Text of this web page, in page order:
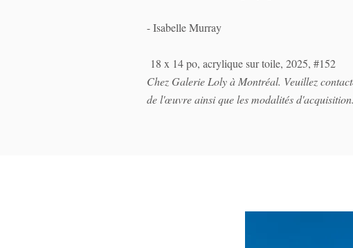
- Isabelle Murray
18 x 14 po, acrylique sur toile, 2025, #152
Chez Galerie Loly à Montréal. Veuillez
de l'œuvre ainsi que les modalités d'acquisition.